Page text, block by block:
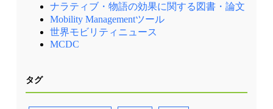
ナラティブ・物語の効果に関する図書・論文
Mobility Managementツール
世界モビリティニュース
MCDC
タグ